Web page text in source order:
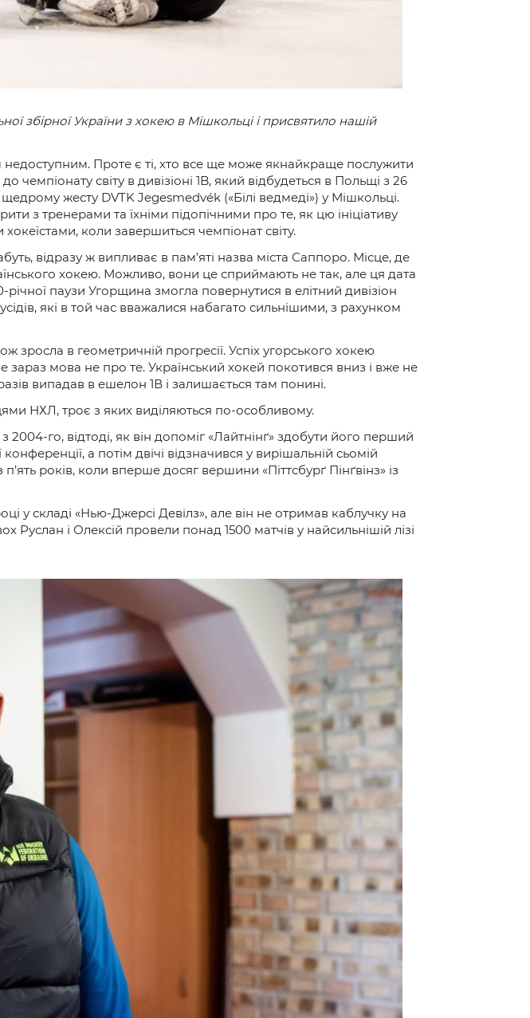
збірної України з хокею в Мішкольці і присвятило нашій
недоступним. Проте є ті, хто все ще може якнайкраще послужити
чемпіонату світу в дивізіоні 1B, який відбудеться в Польщі з 26
жесту DVTK Jegesmedvék («Білі ведмеді») у Мішкольці.
з тренерами та їхніми підопічними про те, як цю ініціативу
коли завершиться чемпіонат світу.
відразу ж випливає в пам’яті назва міста Саппоро. Місце, де
хокею. Можливо, вони це сприймають не так, але ця дата
паузи Угорщина змогла повернутися в елітний дивізіон
які в той час вважалися набагато сильнішими, з рахунком
зросла в геометричній прогресії. Успіх угорського хокею
мова не про те. Український хокей покотився вниз і вже не
випадав в ешелон 1В і залишається там понині.
НХЛ, троє з яких виділяються по-особливому.
го, відтоді, як він допоміг «Лайтнінґ» здобути його перший
а потім двічі відзначився у вирішальній сьомій
років, коли вперше досяг вершини «Піттсбурґ Пінґвінз» із
у складі «Нью-Джерсі Девілз», але він не отримав каблучку на
і Олексій провели понад 1500 матчів у найсильнішій лізі